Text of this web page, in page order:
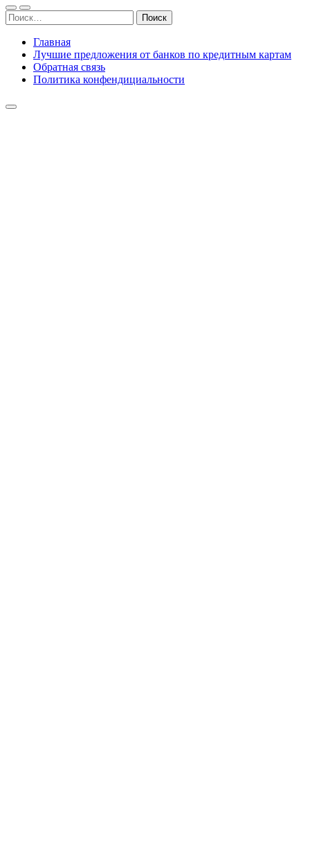
Найти:
Главная
Лучшие предложения от банков по кредитным картам
Обратная связь
Политика конфендициальности